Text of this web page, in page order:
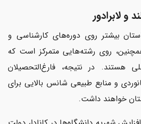
و لابرادور
بیشتر روی دوره‌های کارشناسی و
روی رشته‌هایی متمرکز است که
هستند. در نتیجه، فارغ‌التحصیلان
و منابع طبیعی شانس بالایی برای
خواهند داشت.